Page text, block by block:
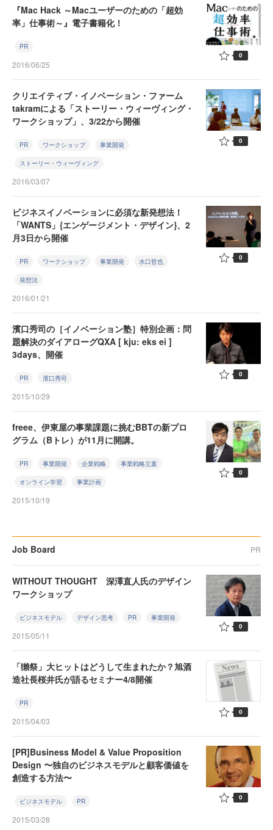
『Mac Hack ～Macユーザーのための「超効
率」仕事術～』電子書籍化！
PR
2016/06/25
0
クリエイティブ・イノベーション・ファーム
takramによる「ストーリー・ウィーヴィング・
ワークショップ」、3/22から開催
PR ワークショップ 事業開発
ストーリー・ウィーヴィング
2016/03/07
0
ビジネスイノベーションに必須な新発想法！
「WANTS」{エンゲージメント・デザイン}、2
月3日から開催
PR ワークショップ 事業開発 水口哲也
発想法
2016/01/21
0
濱口秀司の［イノベーション塾］特別企画：問
題解決のダイアローグQXA [ kju: eks ei ]
3days、開催
PR 濱口秀司
2015/10/29
0
freee、伊東屋の事業課題に挑むBBTの新プロ
グラム（Bトレ）が11月に開講。
PR 事業開発 企業戦略 事業戦略立案
オンライン学習 事業計画
2015/10/19
0
Job Board PR
WITHOUT THOUGHT 深澤直人氏のデザイン
ワークショップ
ビジネスモデル デザイン思考 PR 事業開発
2015/05/11
0
「獺祭」大ヒットはどうして生まれたか？旭酒
造社長桜井氏が語るセミナー4/8開催
PR
2015/04/03
0
[PR]Business Model & Value Proposition
Design 〜独自のビジネスモデルと顧客価値を
創造する方法〜
ビジネスモデル PR
2015/03/28
0